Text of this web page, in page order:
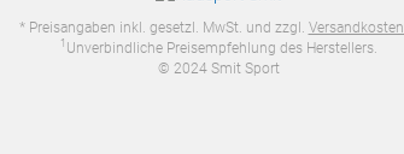
* Preisangaben inkl. gesetzl. MwSt. und zzgl. Versandkosten
1 Unverbindliche Preisempfehlung des Herstellers.
© 2024 Smit Sport